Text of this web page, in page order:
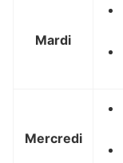
Mardi
Mercredi